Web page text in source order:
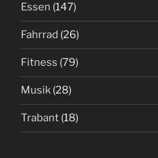
Essen (147)
Fahrrad (26)
Fitness (79)
Musik (28)
Trabant (18)